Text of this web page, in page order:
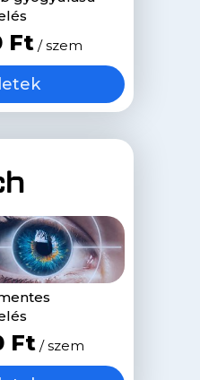
Ft / szem
Ft / szem